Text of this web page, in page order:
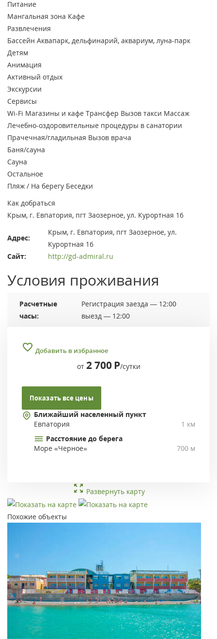
Питание
Мангальная зона Кафе
Развлечения
Бассейн Аквапарк, дельфинарий, аквариум, луна-парк
Детям
Анимация
Активный отдых
Экскурсии
Сервисы
Wi-Fi Магазины и кафе Трансфер Вызов такси Массаж
Лечебно-оздоровительные процедуры в санатории
Прачечная/гладильная Вызов врача
Баня/сауна
Сауна
Остальное
Пляж / На берегу Беседки
Как добраться
Крым, г. Евпатория, пгт Заозерное, ул. Курортная 16
Адрес:
Крым, г. Евпатория, пгт Заозерное, ул.
Курортная 16
Сайт:
http://gd-admiral.ru
Условия проживания
Расчетные
часы:
Регистрация заезда — 12:00
выезд — 12:00
Добавить в избранное
от 2 700 Р/сутки
Показать все цены
Ближайший населенный пункт
Евпатория
1 км
Расстояние до берега
Море «Черное»
700 м
Развернуть карту
Похожие объекты